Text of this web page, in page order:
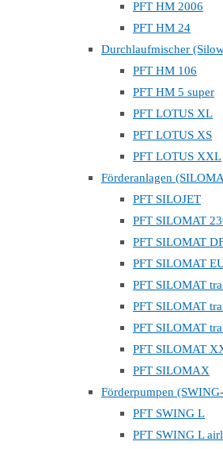
PFT HM 2006
PFT HM 24
Durchlaufmischer
PFT HM 106
PFT HM 5 super
PFT LOTUS XL
PFT LOTUS XS
PFT LOTUS XXL
Förderanlagen
PFT SILOJET
PFT SILOMAT
PFT SILOMAT
PFT SILOMAT
PFT SILOMAT
PFT SILOMAT
PFT SILOMAT
PFT SILOMAT
PFT SILOMAX
Förderpumpen
PFT SWING L
PFT SWING L